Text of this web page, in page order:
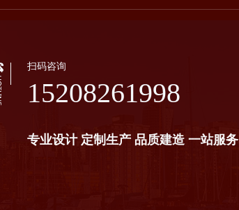
扫码咨询
15208261998
专业设计 定制生产 品质建造 一站服务